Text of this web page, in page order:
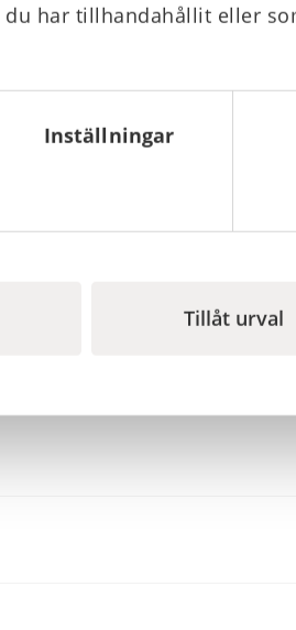
har tillhandahållit eller
Inställningar
Tillåt urval
trygghet. Service och kontroll ska
SS-3656. Vi utför service
så får du pris direkt på vad